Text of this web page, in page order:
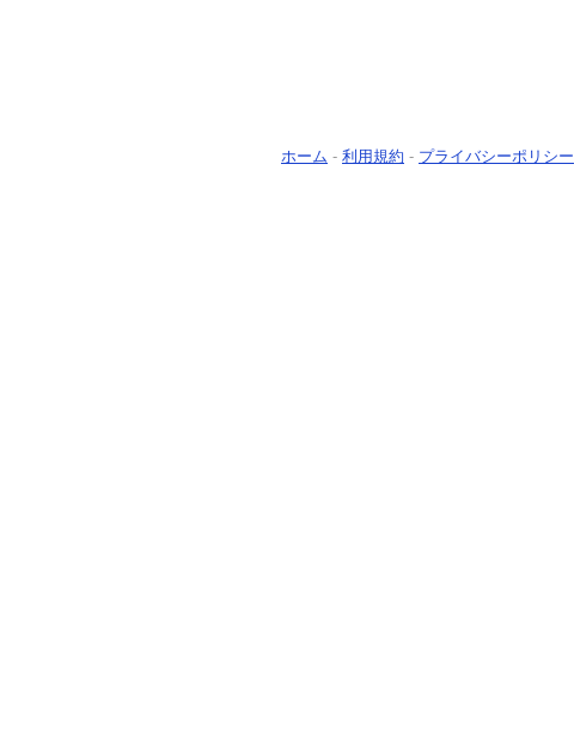
ホーム - 利用規約 - プライバシーポリシー